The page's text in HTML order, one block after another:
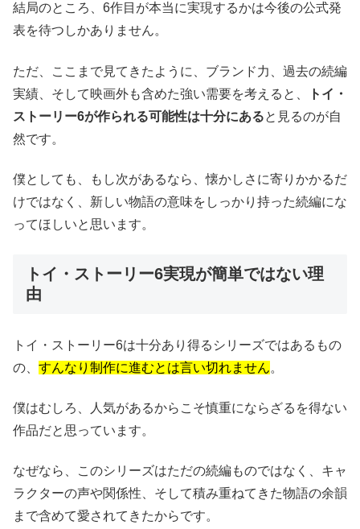
結局のところ、6作目が本当に実現するかは今後の公式発
表を待つしかありません。
ただ、ここまで見てきたように、ブランド力、過去の続編
実績、そして映画外も含めた強い需要を考えると、
トイ・
ストーリー6が作られる可能性は十分にあると見るのが自
然です。
僕としても、もし次があるなら、懐かしさに寄りかかるだ
けではなく、新しい物語の意味をしっかり持った続編にな
ってほしいと思います。
トイ・ストーリー6実現が簡単ではない理
由
トイ・ストーリー6は十分あり得るシリーズではあるもの
の、 すんなり制作に進むとは言い切れません。
僕はむしろ、人気があるからこそ慎重にならざるを得ない
作品だと思っています。
なぜなら、このシリーズはただの続編ものではなく、キャ
ラクターの声や関係性、そして積み重ねてきた物語の余韻
まで含めて愛されてきたからです。